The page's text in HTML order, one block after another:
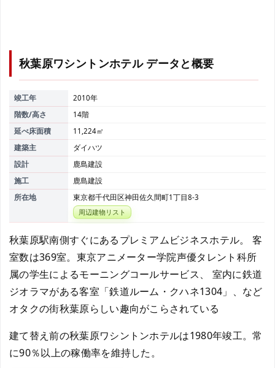
秋葉原ワシントンホテルデータと概要
竣工年
2010年
階数/高さ
14階
延べ床面積
11,224㎡
建築主
ダイハツ
設計
鹿島建設
施工
鹿島建設
所在地
東京都千代田区神田佐久間町1丁目8-3
周辺建物リスト
秋葉原駅南側すぐにあるプレミアムビジネスホテル。 客
室数は369室。東京アニメーター学院声優タレント科所
属の学生によるモーニングコールサービス、 室内に鉄道
ジオラマがある客室「鉄道ルーム・クハネ1304」、など
オタクの街秋葉原らしい趣向がこらされている
建て替え前の秋葉原ワシントンホテルは1980年竣工。常
に90％以上の稼働率を維持した。